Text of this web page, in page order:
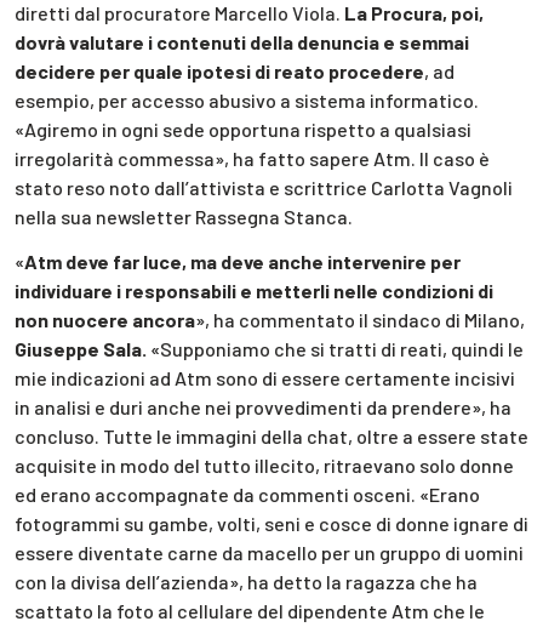
diretti dal procuratore Marcello Viola. La Procura, poi,
dovrà valutare i contenuti della denuncia e semmai
decidere per quale ipotesi di reato procedere, ad
esempio, per accesso abusivo a sistema informatico.
«Agiremo in ogni sede opportuna rispetto a qualsiasi
irregolarità commessa», ha fatto sapere Atm. Il caso è
stato reso noto dall’attivista e scrittrice Carlotta Vagnoli
nella sua newsletter Rassegna Stanca.
«Atm deve far luce, ma deve anche intervenire per
individuare i responsabili e metterli nelle condizioni di
non nuocere ancora», ha commentato il sindaco di Milano,
Giuseppe Sala. «Supponiamo che si tratti di reati, quindi le
mie indicazioni ad Atm sono di essere certamente incisivi
in analisi e duri anche nei provvedimenti da prendere», ha
concluso. Tutte le immagini della chat, oltre a essere state
acquisite in modo del tutto illecito, ritraevano solo donne
ed erano accompagnate da commenti osceni. «Erano
fotogrammi su gambe, volti, seni e cosce di donne ignare di
essere diventate carne da macello per un gruppo di uomini
con la divisa dell’azienda», ha detto la ragazza che ha
scattato la foto al cellulare del dipendente Atm che le